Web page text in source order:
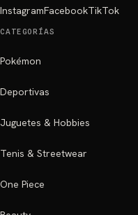
InstagramFacebookTikTok
CATEGORÍAS
Pokémon
Deportivas
Juguetes & Hobbies
Tenis & Streetwear
One Piece